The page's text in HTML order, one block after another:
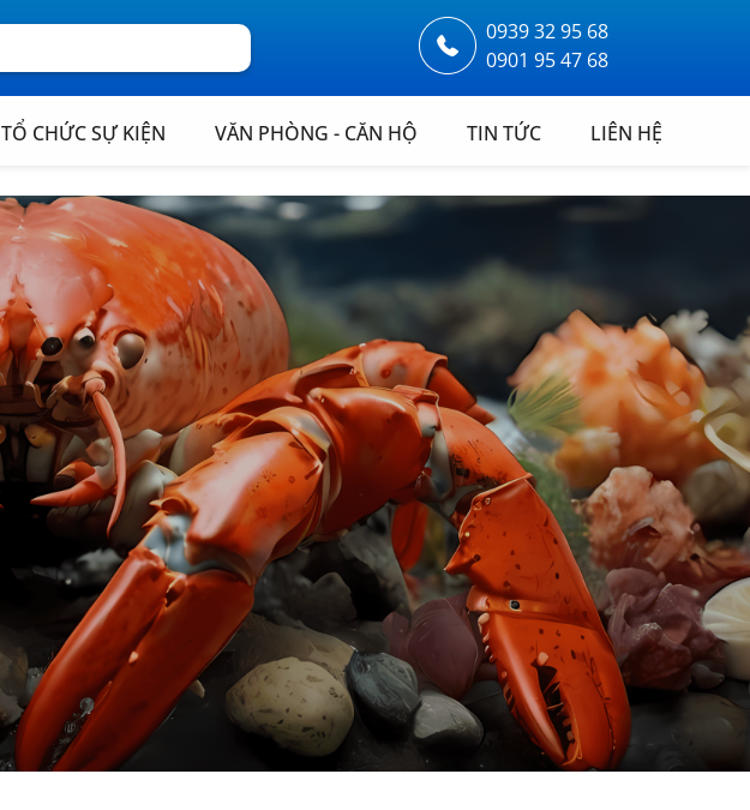
0939 32 95 68
0901 95 47 68
TỔ CHỨC SỰ KIỆN VĂN PHÒNG - CĂN HỘ TIN TỨC LIÊN HỆ